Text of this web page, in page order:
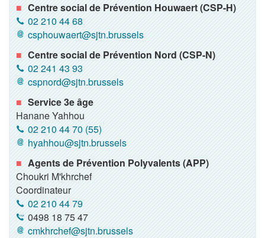
Centre social de Prévention Houwaert (CSP-H)
02 210 44 68
csphouwaert@sjtn.brussels
Centre social de Prévention Nord (CSP-N)
02 241 43 93
cspnord@sjtn.brussels
Service 3e âge
Hanane Yahhou
02 210 44 70 (55)
hyahhou@sjtn.brussels
Agents de Prévention Polyvalents (APP)
Choukri M'khrchef
Coordinateur
02 210 44 79
0498 18 75 47
cmkhrchef@sjtn.brussels